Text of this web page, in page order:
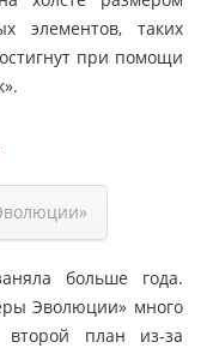
элементов, таких
при помощи
больше года.
Эволюции» много
второй план из-за